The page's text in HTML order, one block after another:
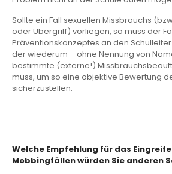
Sollte ein Fall sexuellen Missbrauchs
oder Übergriff) vorliegen, so muss der
Präventionskonzeptes an den
der wiederum – ohne Nennung von
bestimmte (externe!)
muss, um so eine objektive Bewertung
sicherzustellen.
Welche Empfehlung für das
Mobbingfällen würden Sie anderen